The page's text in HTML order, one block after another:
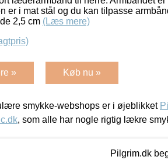
er i mat stål og du kan tilpasse
2,5 cm (Læs mere)
» Køb nu »
smykke-webshops er i øjeblikket
, som alle har nogle rigtig lækre
Pilgrim.dk